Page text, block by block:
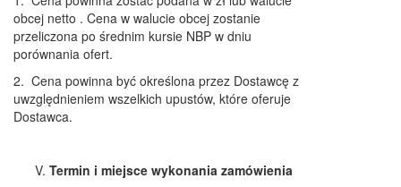
obcej netto . Cena w walucie obcej zostanie
przeliczona po średnim kursie NBP w dniu
porównania ofert.
2. Cena powinna być określona przez Dostawcę z
uwzględnieniem wszelkich upustów, które oferuje
Dostawca.
Termin i miejsce wykonania zamówienia